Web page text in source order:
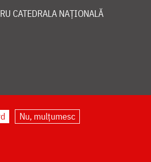
CATEDRALA NAȚIONALĂ
Nu, mulțumesc